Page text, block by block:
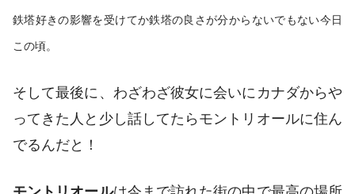
鉄塔好きの影響を受けてか鉄塔の良さが分からないでもない今日
この頃。
そして最後に、わざわざ彼女に会いにカナダからや
ってきた人と少し話してたらモントリオールに住ん
でるんだと！